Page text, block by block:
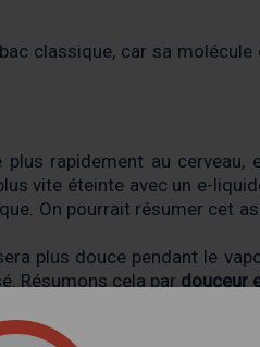
classique, car sa
rapidement au
vite éteinte avec un e-
On pourrait résumer cet
plus douce pendant le
Résumons cela par douceur
un e liquide contenant
de l'augmentation